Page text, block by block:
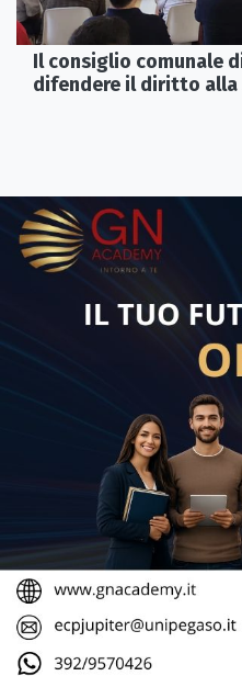
Il consiglio comunale
difendere il diritto alla